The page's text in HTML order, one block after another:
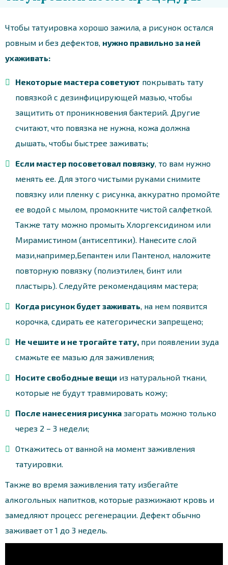
Чтобы татуировка хорошо зажила, а рисунок остался
ровным и без дефектов, нужно правильно за ней
ухаживать:
Некоторые мастера советуют покрывать тату
повязкой с дезинфицирующей мазью, чтобы
защитить от проникновения бактерий. Другие
считают, что повязка не нужна, кожа должна
дышать, чтобы быстрее заживать;
Если мастер посоветовал повязку , то вам нужно
менять ее. Для этого чистыми руками снимите
повязку или пленку с рисунка, аккуратно промойте
ее водой с мылом, промокните чистой салфеткой.
Также тату можно промыть Хлоргексидином или
Мирамистином (антисептики). Нанесите слой
мази,например,Бепантен или Пантенол, наложите
повторную повязку (полиэтилен, бинт или
пластырь). Следуйте рекомендациям мастера;
Когда рисунок будет заживать , на нем появится
корочка, сдирать ее категорически запрещено;
Не чешите и не трогайте тату, при появлении зуда
смажьте ее мазью для заживления;
Носите свободные вещи из натуральной ткани,
которые не будут травмировать кожу;
После нанесения рисунка загорать можно только
через 2 – 3 недели;
Откажитесь от ванной на момент заживления
татуировки.
Также во время заживления тату избегайте
алкогольных напитков, которые разжижают кровь и
замедляют процесс регенерации. Дефект обычно
заживает от 1 до 3 недель.